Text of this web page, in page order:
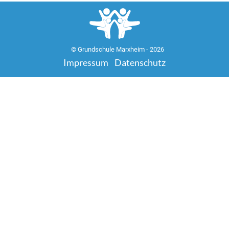
© Grundschule Marxheim - 2026
Impressum Datenschutz